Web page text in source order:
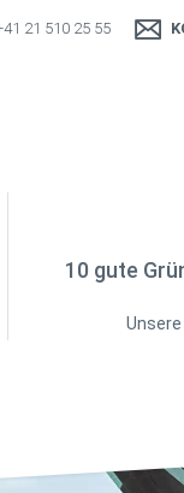
21 510 25 55
10 gute